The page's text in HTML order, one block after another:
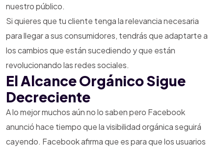
nuestro público.
Si quieres que tu cliente tenga la relevancia necesaria
para llegar a sus consumidores, tendrás que adaptarte a
los cambios que están sucediendo y que están
revolucionando las redes sociales.
El Alcance Orgánico Sigue
Decreciente
A lo mejor muchos aún no lo saben pero Facebook
anunció hace tiempo que la visibilidad orgánica seguirá
cayendo. Facebook afirma que es para que los usuarios